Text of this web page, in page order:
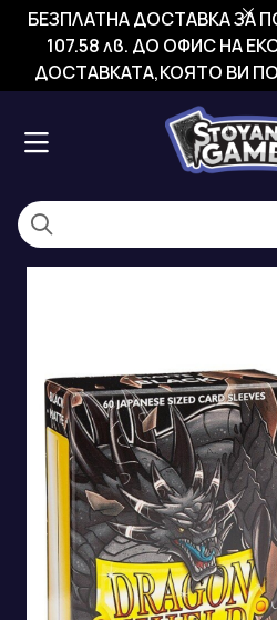
БЕЗПЛАТНА ДОСТАВКА ЗА
107.58 лв. ДО ОФИС НА
ДОСТАВКАТА,КОЯТО ВИ